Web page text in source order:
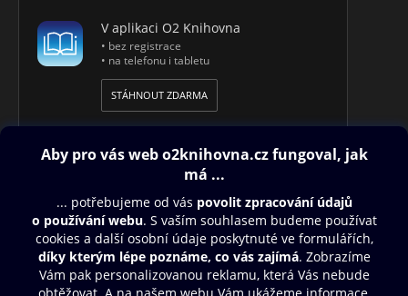
V aplikaci O2 Knihovna
• bez registrace
• na telefonu i tabletu
STÁHNOUT ZDARMA
Obsah ke stažení
Moje O2 Knihovna
Další zábava